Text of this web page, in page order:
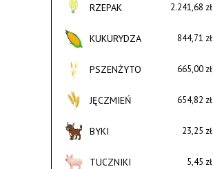
RZEPAK 2.241,68 zł
KUKURYDZA 844,71 zł
PSZENŻYTO 665,00 zł
JĘCZMIEŃ 654,82 zł
BYKI 23,25 zł
TUCZNIKI 5,45 zł